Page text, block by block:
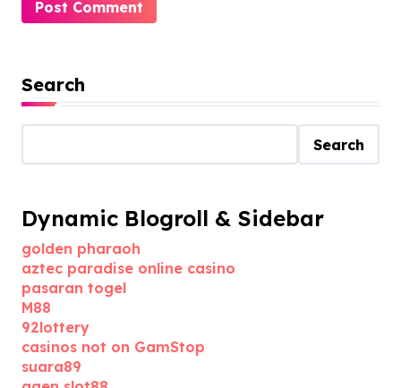
Search
Search
Dynamic Blogroll & Sidebar
golden pharaoh
aztec paradise online casino
pasaran togel
M88
92lottery
casinos not on GamStop
suara89